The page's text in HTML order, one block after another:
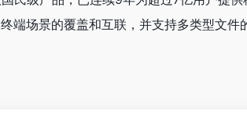
端场景的覆盖和互联，并支持多类型文件